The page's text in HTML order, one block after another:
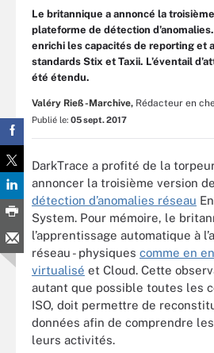
Le britannique a annoncé la
plateforme de détection
enrichi les capacités de reporting et
standards Stix et Taxii. L’éventail
été étendu.
Valéry Rieß-Marchive, Rédacteur en
Publié le: 05 sept. 2017
DarkTrace a profité de la
annoncer la troisième version de
détection d’anomalies réseau
System. Pour mémoire, le
l’apprentissage automatique à
réseau - physiques comme en
virtualisé et Cloud. Cette
autant que possible toutes les
ISO, doit permettre de
données afin de comprendre
leurs activités.